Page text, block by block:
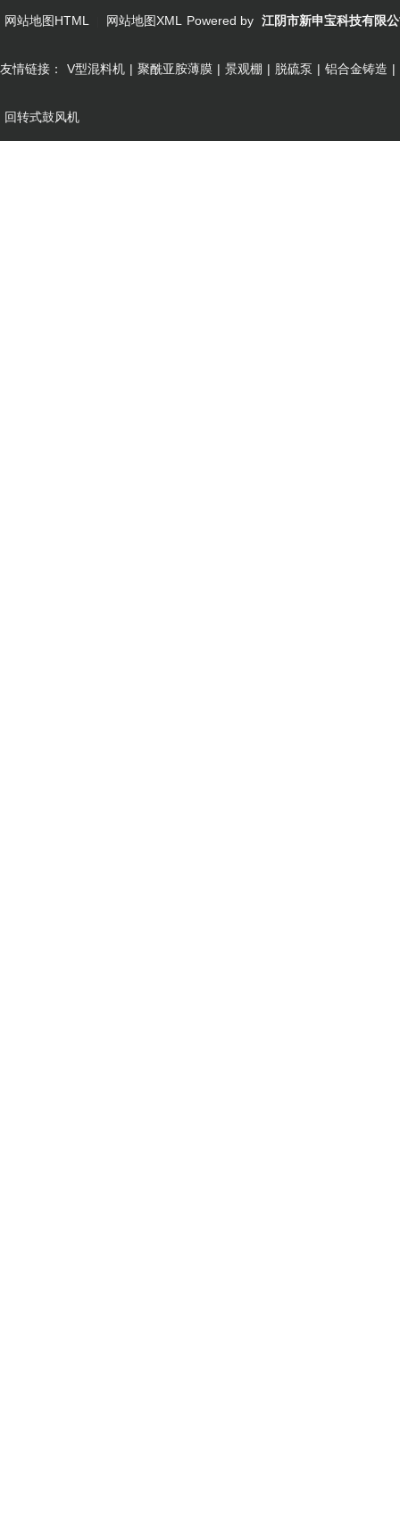
网站地图HTML 网站地图XML Powered by 江阴市新申宝科技有限
友情链接： V型混料机 | 聚酰亚胺薄膜 | 景观棚 | 脱硫泵 | 铝合金铸造 |
回转式鼓风机